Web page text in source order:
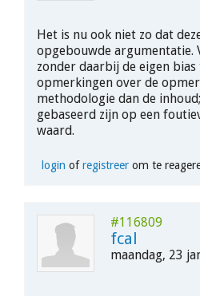
Het is nu ook niet zo dat
opgebouwde argumentatie.
zonder daarbij de eigen
opmerkingen over de
methodologie dan de
gebaseerd zijn op een
waard.
login ofregistreerom te
#116809
fcal
maandag, 23